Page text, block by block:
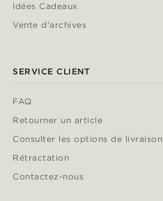
Idées Cadeaux
Vente d'archives
SERVICE CLIENT
FAQ
Retourner un article
Consulter les options de livraison
Rétractation
Contactez-nous